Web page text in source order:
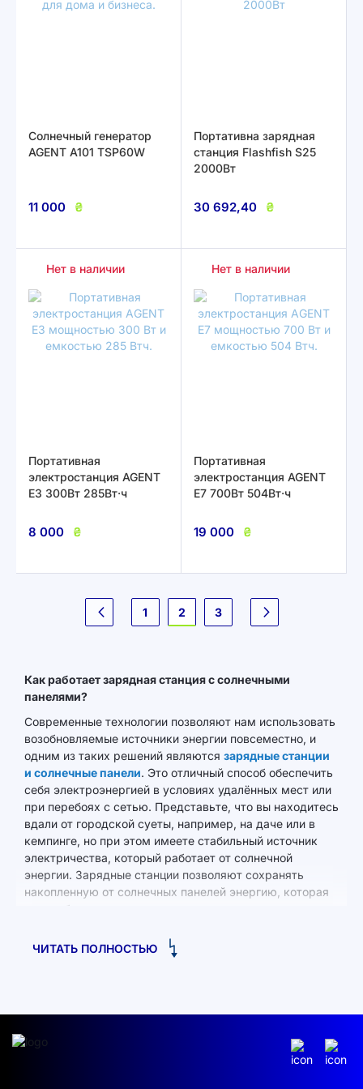
Солнечный генератор
AGENT A101 TSP60W
11 000 ₴
Портативна зарядная
станция Flashfish S25
2000Вт
30 692,40 ₴
Нет в наличии
Портативная
электростанция AGENT
E3 300Вт 285Вт·ч
8 000 ₴
Нет в наличии
Портативная
электростанция AGENT
E7 700Вт 504Вт·ч
19 000 ₴
Страница
Предыдущее
1 2 3 Следующее
Как работает зарядная станция с солнечными
панелями?
Современные технологии позволяют нам использовать
возобновляемые источники энергии повсеместно, и
одним из таких решений являются зарядные станции
и солнечные панели. Это отличный способ обеспечить
себя электроэнергией в условиях удалённых мест или
при перебоях с сетью. Представьте, что вы находитесь
вдали от городской суеты, например, на даче или в
кемпинге, но при этом имеете стабильный источник
электричества, который работает от солнечной
энергии. Зарядные станции позволяют сохранять
накопленную от солнечных панелей энергию, которая
может быть использована для подзарядки ваших
бытовой техники.
всё более популярными благодаря своей мобильности,
простоте использования и возможности обеспечить
автономное энергоснабжение. Особенно это актуально
ЧИТАТЬ ПОЛНОСТЬЮ